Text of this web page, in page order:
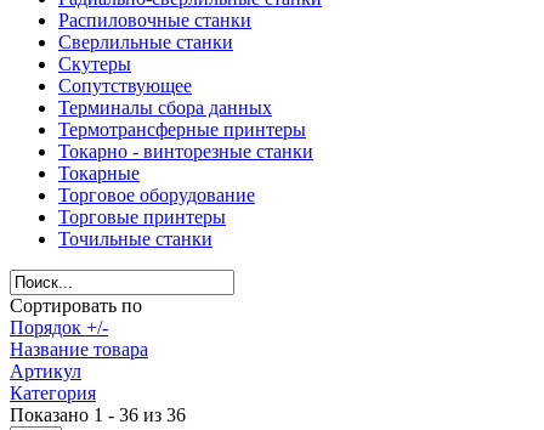
Распиловочные станки
Сверлильные станки
Скутеры
Сопутствующее
Терминалы сбора данных
Термотрансферные принтеры
Токарно - винторезные станки
Токарные
Торговое оборудование
Торговые принтеры
Точильные станки
Сортировать по
Порядок +/-
Название товара
Артикул
Категория
Показано 1 - 36 из 36